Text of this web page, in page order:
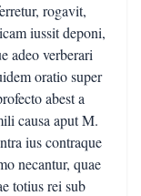
rogavit,
iussit deponi,
adeo verberari
oratio super
abest a
causa aput M.
ius contraque
necantur, quae
totius rei sub